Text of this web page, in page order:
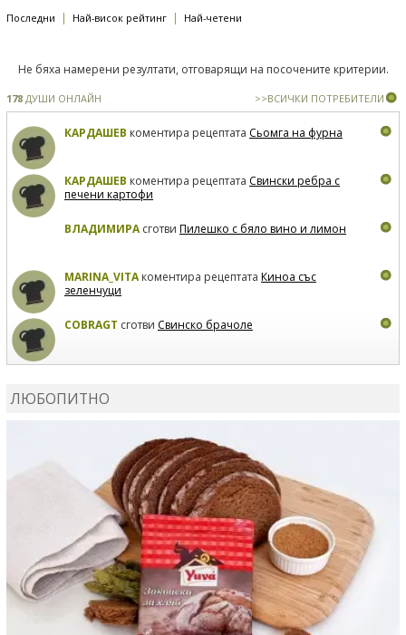
Последни | Най-висок рейтинг | Най-четени
Не бяха намерени резултати, отговарящи на посочените критерии.
178 ДУШИ ОНЛАЙН >>ВСИЧКИ ПОТРЕБИТЕЛИ
КАРДАШЕВ коментира рецептата Сьомга на фурна
КАРДАШЕВ коментира рецептата Свински ребра с
печени картофи
ВЛАДИМИРАсготви Пилешко с бяло вино и лимон
MARINA_VITAкоментира рецептата Киноа със
зеленчуци
COBRAGT сготви Свинско брачоле
ЛЮБОПИТНО